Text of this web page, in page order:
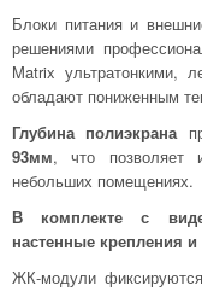
Блоки питания и
решениями
Matrix ультратонкими,
обладают пониженным
Глубина полиэкрана
93мм, что позволяет
небольших помещениях.
В комплекте с
настенные крепления
ЖК-модули